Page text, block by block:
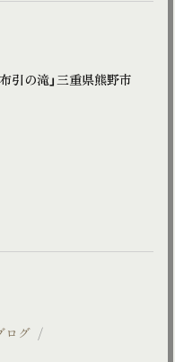
引の滝」三重県熊野市
ログ